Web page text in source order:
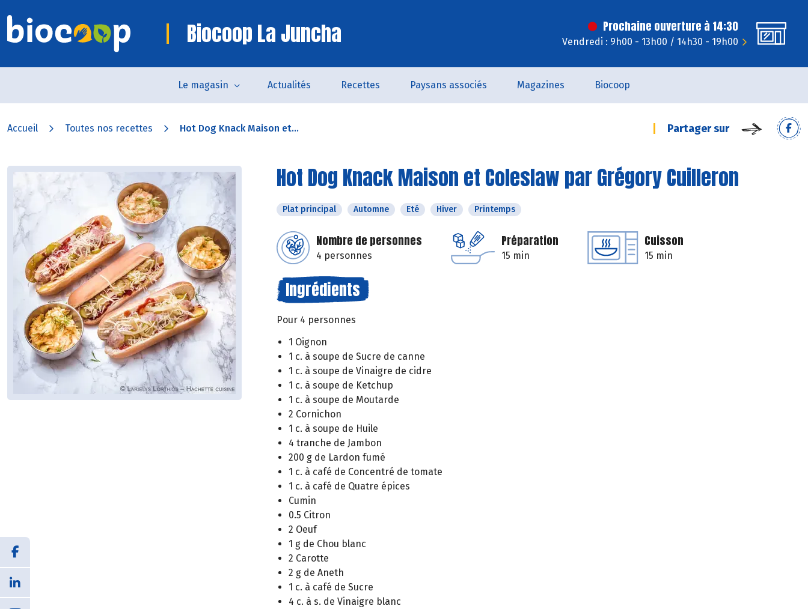
Biocoop La Juncha Prochaine ouverture à 14:30
Vendredi : 9h00 - 13h00 / 14h30 - 19h00
Le magasin Actualités Recettes Paysans associés Magazines Biocoop
Accueil Toutes nos recettes Hot Dog Knack Maison et... Partager sur
Hot Dog Knack Maison et Coleslaw par Grégory Cuilleron
Plat principal Automne Eté Hiver Printemps
Nombre de personnes
4 personnes
Préparation
15 min
Cuisson
15 min
Ingrédients
Pour 4 personnes
1 Oignon
1 c. à soupe de Sucre de canne
1 c. à soupe de Vinaigre de cidre
1 c. à soupe de Ketchup
1 c. à soupe de Moutarde
2 Cornichon
1 c. à soupe de Huile
4 tranche de Jambon
200 g de Lardon fumé
1 c. à café de Concentré de tomate
1 c. à café de Quatre épices
Cumin
0.5 Citron
2 Oeuf
1 g de Chou blanc
2 Carotte
2 g de Aneth
1 c. à café de Sucre
4 c. à s. de Vinaigre blanc